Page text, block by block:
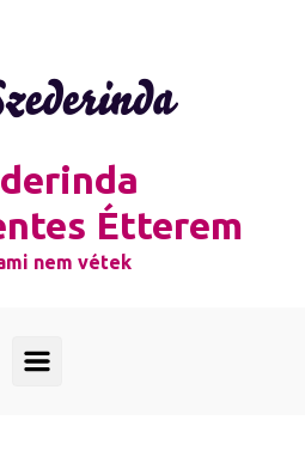
Étterem
nem vétek